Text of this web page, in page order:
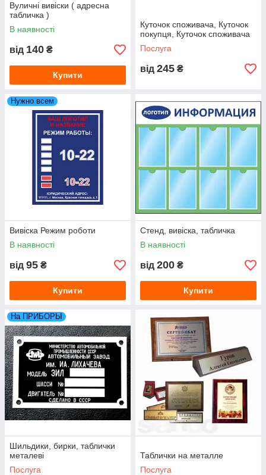
Вуличні вивіски ( адресна
табличка )
В наявності
від 140 ₴
Купити
Куточок споживача, Куточок
покупця, Куточок споживача
Послуга
від 245 ₴
Нужно всем
Вивіска Режим роботи
В наявності
від 95 ₴
Купити
Стенд, вивіска, табличка
В наявності
від 200 ₴
Купити
На ПРИБОРЫ
Шильдики, бирки, таблички
металеві
Послуга
Таблички на металле
Послуга